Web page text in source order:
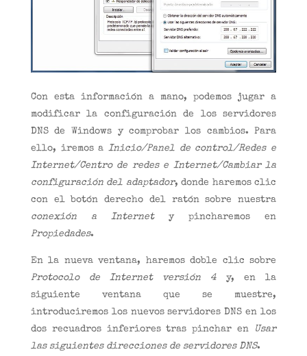
Con esta información a mano, podemos jugar a
modificar la configuración de los servidores
DNS de Windows y comprobar los cambios. Para
ello, iremos a Inicio/Panel de control/Redes e
Internet/Centro de redes e Internet/Cambiar la
configuración del adaptador, donde haremos clic
con el botón derecho del ratón sobre nuestra
conexión a Internety pincharemos en
Propiedades.
En la nueva ventana, haremos doble clic sobre
Protocolo de Internet versión 4 y, en la
siguiente ventana que se muestre,
introduciremos los nuevos servidores DNS en los
dos recuadros inferiores tras pinchar en
Usar
las siguientes direcciones de servidores DNS.